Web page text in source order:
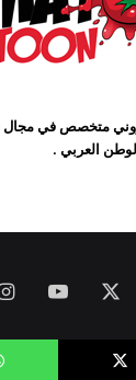
العربي .